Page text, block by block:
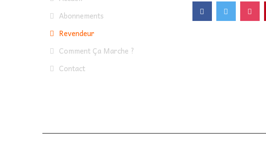
Abonnements
Revendeur
Comment Ça Marche ?
Contact